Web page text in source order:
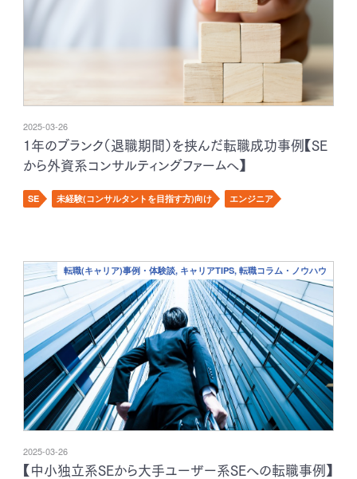
2025-03-26
1年のブランク（退職期間）を挟んだ転職成功事例【SE
から外資系コンサルティングファームへ】
SE 未経験(コンサルタントを目指す方)向け エンジニア
転職(キャリア)事例・体験談, キャリアTIPS, 転職コラム・ノウハウ
2025-03-26
【中小独立系SEから大手ユーザー系SEへの転職事例】